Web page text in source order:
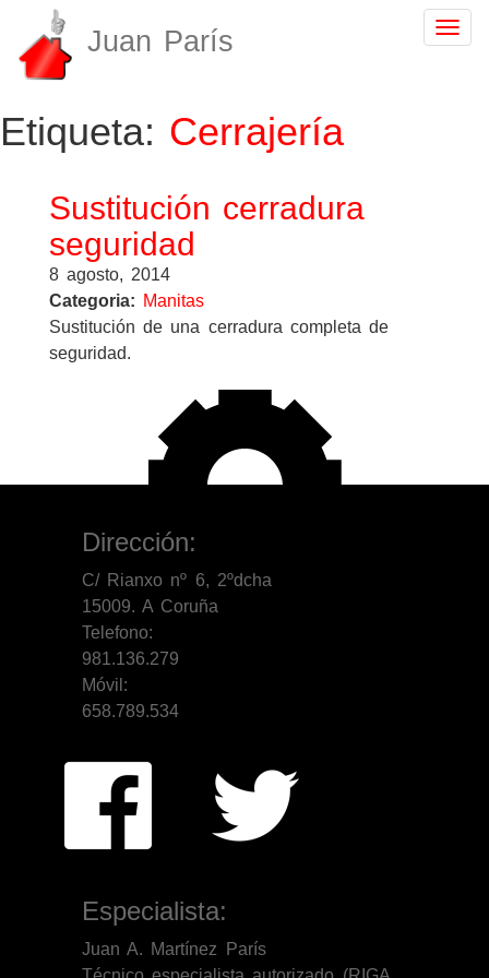
Juan París
Etiqueta: Cerrajería
Sustitución cerradura
seguridad
8 agosto, 2014
Categoria: Manitas
Sustitución de una cerradura completa de
seguridad.
Dirección:
C/ Rianxo nº 6, 2ºdcha
15009. A Coruña
Telefono:
981.136.279
Móvil:
658.789.534
Especialista:
Juan A. Martínez París